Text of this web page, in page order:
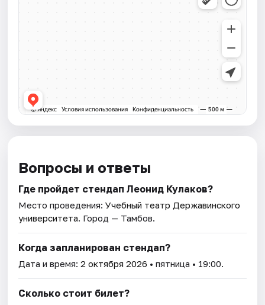
Вопросы и ответы
Где пройдет стендап Леонид Кулаков?
Место проведения:Учебный театр Державинского
университета. Город — Тамбов.
Когда запланирован стендап?
Дата и время:2 октября 2026 • пятница • 19:00.
Сколько стоит билет?